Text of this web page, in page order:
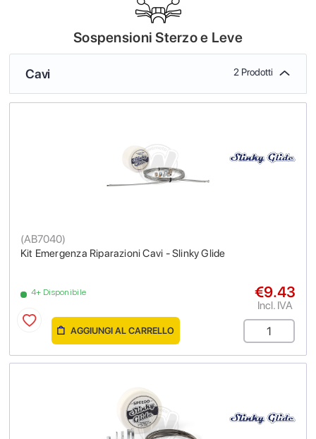
Sospensioni Sterzo e Leve
Cavi 2 Prodotti
Kit Emergenza Riparazioni Cavi - Slinky Glide
(AB7040)
4+ Disponibile €9.43
Incl. IVA
AGGIUNGI AL CARRELLO